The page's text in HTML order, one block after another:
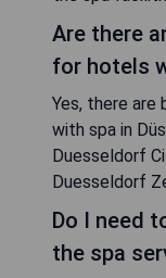
Are there
for hotels
Yes, there
with spa in
Duesseldorf
Duesseldorf
Do I need
the spa